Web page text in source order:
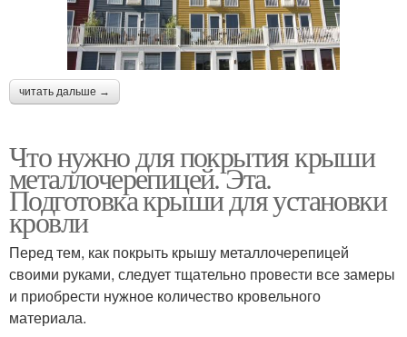
читать дальше →
Что нужно для покрытия крыши
металлочерепицей. Эта.
Подготовка крыши для установки
кровли
Перед тем, как покрыть крышу металлочерепицей
своими руками, следует тщательно провести все замеры
и приобрести нужное количество кровельного
материала.